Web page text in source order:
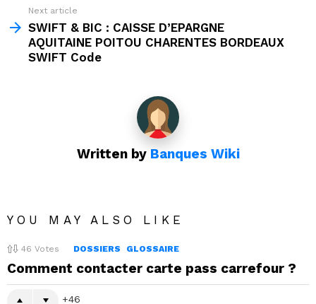
Next article
SWIFT & BIC : CAISSE D’EPARGNE
AQUITAINE POITOU CHARENTES BORDEAUX
SWIFT Code
Written by Banques Wiki
YOU MAY ALSO LIKE
46 Votes DOSSIERS GLOSSAIRE
Comment contacter carte pass carrefour ?
46